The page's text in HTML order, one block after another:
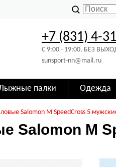
+7 (831) 4-
C 9:00 - 19:00, БЕЗ
sunsport-nn@mail.ru
палки Одежда
Salomon M SpeedCross 5
Salomon M